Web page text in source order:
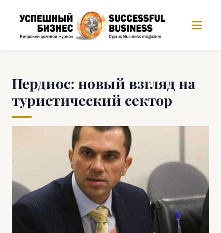
Пердиос: новый взгляд на
туристический сектор